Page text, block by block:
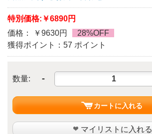
特別価格: ￥6890円
価格： ￥9630円
28%OFF
獲得ポイント：57 ポイント
数量: -
カートに入れる
マイリストに入れる